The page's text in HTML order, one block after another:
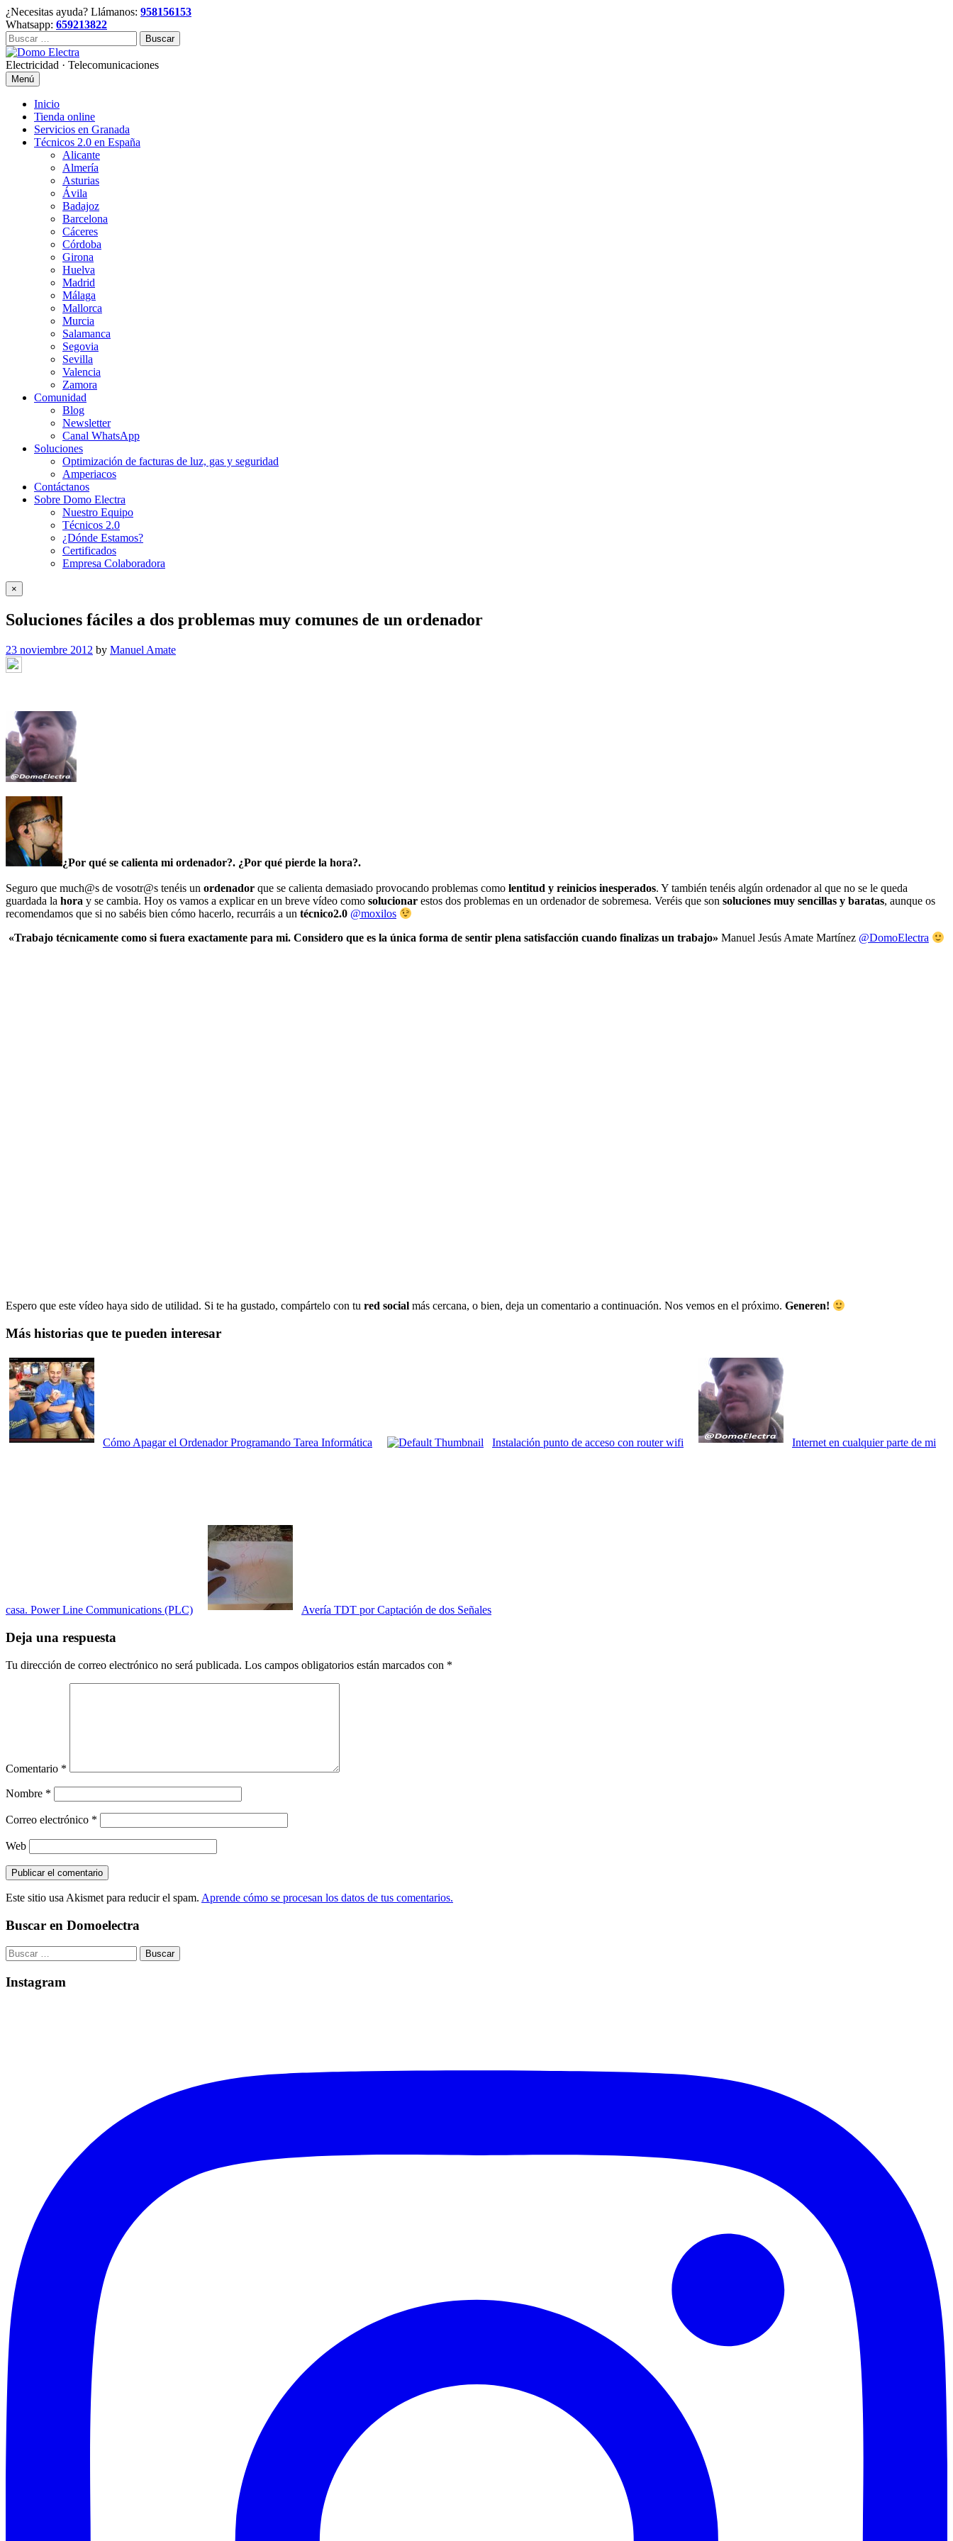
Skip
to
content
¿Necesitas ayuda? Llámanos: 958156153
Whatsapp: 659213822
Buscar:
Electricidad · Telecomunicaciones
Menú
Inicio
Tienda online
Servicios en Granada
Técnicos 2.0 en España
Alicante
Almería
Asturias
Ávila
Badajoz
Barcelona
Cáceres
Córdoba
Girona
Huelva
Madrid
Málaga
Mallorca
Murcia
Salamanca
Segovia
Sevilla
Valencia
Zamora
Comunidad
Blog
Newsletter
Canal WhatsApp
Soluciones
Optimización de facturas de luz, gas y seguridad
Amperiacos
Contáctanos
Sobre Domo Electra
Nuestro Equipo
Técnicos 2.0
¿Dónde Estamos?
Certificados
Empresa Colaboradora
×
Soluciones fáciles a dos problemas muy comunes de un ordenador
23 noviembre 2012 by Manuel Amate
¿Por qué se calienta mi ordenador?. ¿Por qué pierde la hora?.
Seguro que much@s de vosotr@s tenéis un ordenador que se calienta demasiado provocando problemas como lentitud y reinicios inesperados. Y también tenéis algún ordenador al que no se le queda
guardada la hora y se cambia. Hoy os vamos a explicar en un breve vídeo como solucionar estos dos problemas en un ordenador de sobremesa. Veréis que son soluciones muy sencillas y baratas, aunque os
recomendamos que si no sabéis bien cómo hacerlo, recurráis a un técnico2.0 @moxilos
«Trabajo técnicamente como si fuera exactamente para mi. Considero que es la única forma de sentir plena satisfacción cuando finalizas un trabajo» Manuel Jesús Amate Martínez @DomoElectra
Espero que este vídeo haya sido de utilidad. Si te ha gustado, compártelo con tu red social más cercana, o bien, deja un comentario a continuación. Nos vemos en el próximo. Generen!
Más historias que te pueden interesar
Cómo Apagar el Ordenador Programando Tarea Informática Instalación punto de acceso con router wifi Internet en cualquier parte de mi
casa. Power Line Communications (PLC) Avería TDT por Captación de dos Señales
Deja una respuesta
Tu dirección de correo electrónico no será publicada. Los campos obligatorios están marcados con *
Comentario *
Nombre *
Correo electrónico *
Web
Este sitio usa Akismet para reducir el spam. Aprende cómo se procesan los datos de tus comentarios.
Buscar en Domoelectra
Buscar:
Instagram